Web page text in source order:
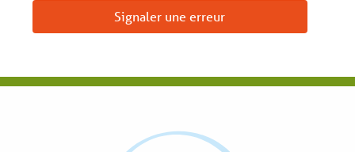
Signaler une erreur